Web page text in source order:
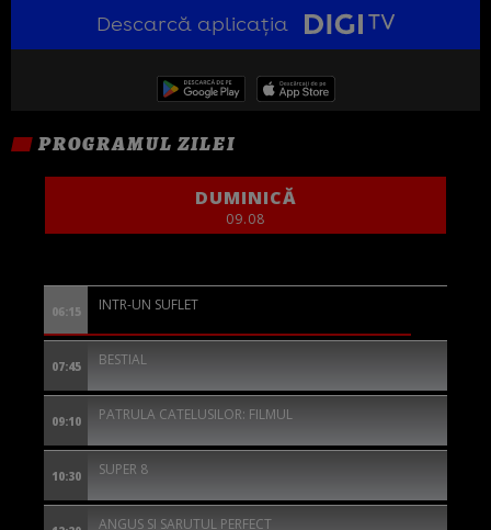
Descarcă aplicația
PROGRAMUL ZILEI
DUMINICĂ
09.08
06:15 INTR-UN SUFLET
07:45 BESTIAL
09:10 PATRULA CATELUSILOR: FILMUL
10:30 SUPER 8
ANGUS SI SARUTUL PERFECT